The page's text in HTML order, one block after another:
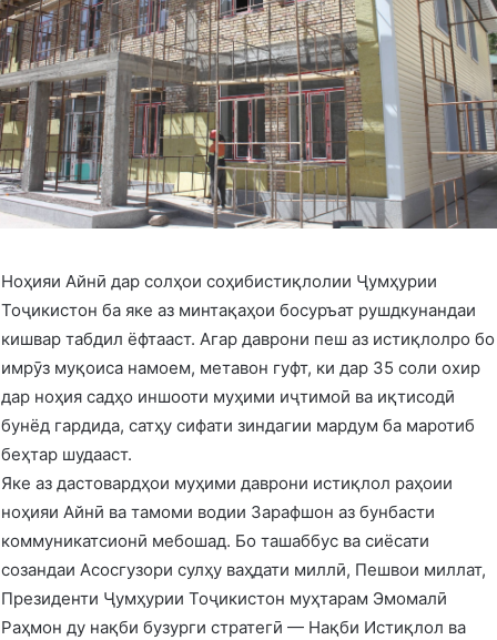
Ноҳияи Айнӣ дар солҳои соҳибистиқлолии Ҷумҳурии
Тоҷикистон ба яке аз минтақаҳои босуръат рушдкунандаи
кишвар табдил ёфтааст. Агар даврони пеш аз истиқлолро бо
имрӯз муқоиса намоем, метавон гуфт, ки дар 35 соли охир
дар ноҳия садҳо иншооти муҳими иҷтимоӣ ва иқтисодӣ
бунёд гардида, сатҳу сифати зиндагии мардум ба маротиб
беҳтар шудааст.
Яке аз дастовардҳои муҳими даврони истиқлол раҳоии
ноҳияи Айнӣ ва тамоми водии Зарафшон аз бунбасти
коммуникатсионӣ мебошад. Бо ташаббус ва сиёсати
созандаи Асосгузори сулҳу ваҳдати миллӣ, Пешвои миллат,
Президенти Ҷумҳурии Тоҷикистон муҳтарам Эмомалӣ
Раҳмон ду нақби бузурги стратегӣ — Нақби Истиқлол ва